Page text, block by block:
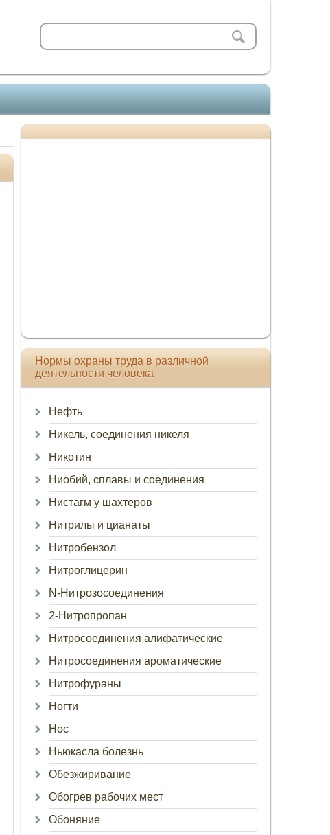
Нормы охраны труда в различной
деятельности человека
Нефть
Никель, соединения никеля
Никотин
Ниобий, сплавы и соединения
Нистагм у шахтеров
Нитрилы и цианаты
Нитробензол
Нитроглицерин
N-Нитрозосоединения
2-Нитропропан
Нитросоединения алифатические
Нитросоединения ароматические
Нитрофураны
Ногти
Нос
Ньюкасла болезнь
Обезжиривание
Обогрев рабочих мест
Обоняние